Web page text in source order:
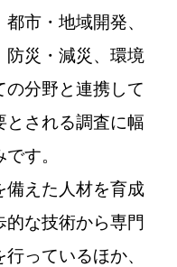
市・地域開発、
防災・減災、環境
の分野と連携して
とされる調査に幅
す。
備えた人材を育成
な技術から専門
っているほか、